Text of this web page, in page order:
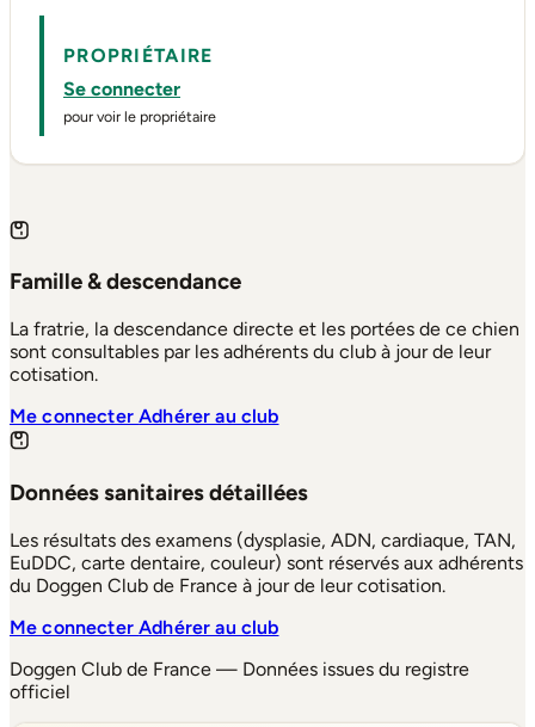
PROPRIÉTAIRE
Se connecter
pour voir le propriétaire
Famille & descendance
La fratrie, la descendance directe et les portées de ce chien
sont consultables par les adhérents du club à jour de leur
cotisation.
Me connecterAdhérer au club
Données sanitaires détaillées
Les résultats des examens (dysplasie, ADN, cardiaque, TAN,
EuDDC, carte dentaire, couleur) sont réservés aux adhérents
du Doggen Club de France à jour de leur cotisation.
Me connecterAdhérer au club
Doggen Club de France — Données issues du registre
officiel